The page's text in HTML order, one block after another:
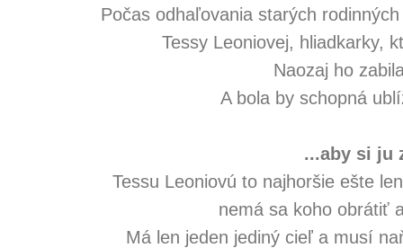
Počas odhaľovania starých
Tessy Leoniovej, hliadkarky,
Naozaj ho
A bola by schopná
...aby si ju
Tessu Leoniovú to najhoršie ešte
nemá sa koho obrátiť
Má len jeden jediný cieľ a musí